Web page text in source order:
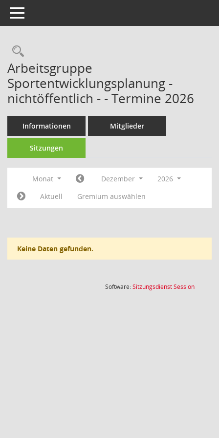
Toggle navigation
Rechercheauswahl
Arbeitsgruppe
Sportentwicklungsplanung -
nichtöffentlich - - Termine 2026
Informationen Mitglieder
Sitzungen
Monat Dezember
2026
Aktuell
Gremium auswählen
Keine Daten gefunden.
Software:SitzungsdienstSession(Wird in